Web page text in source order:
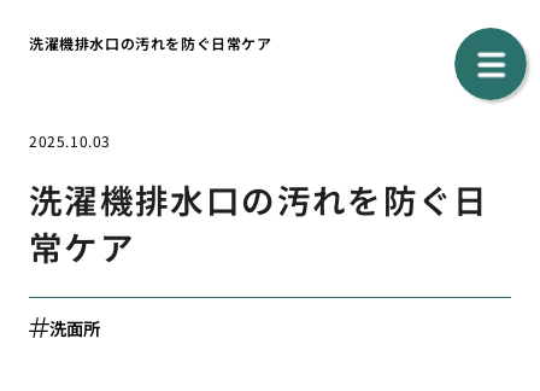
洗濯機排水口の汚れを防ぐ日常ケア
2025.10.03
洗濯機排水口の汚れを防ぐ日
常ケア
洗面所